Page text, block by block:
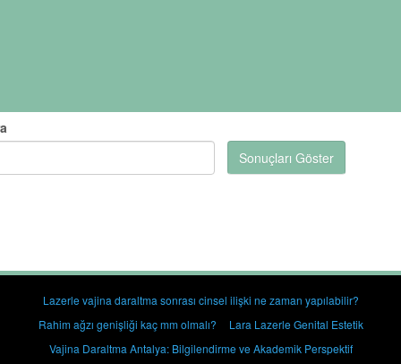
Sonuçları Göster
Lazerle vajina daraltma sonrası cinsel ilişki ne zaman yapılabilir?
Rahim ağzı genişliği kaç mm olmalı?
Lara Lazerle Genital Estetik
Vajina Daraltma Antalya: Bilgilendirme ve Akademik Perspektif